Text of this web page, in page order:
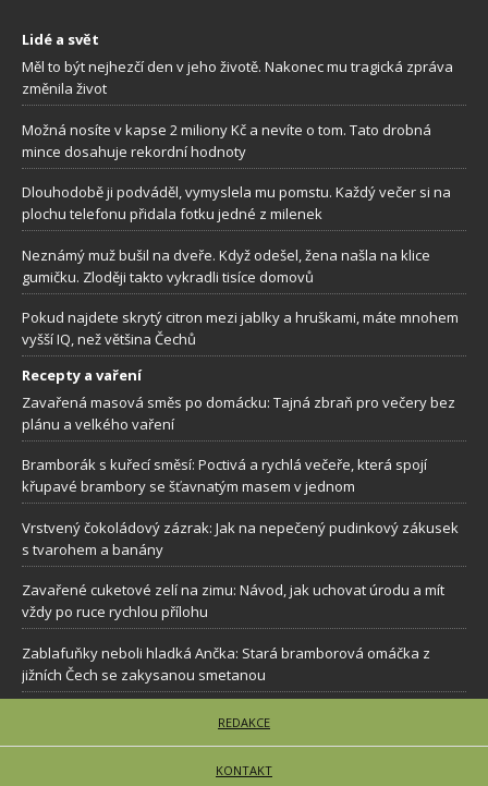
Lidé a svět
Měl to být nejhezčí den v jeho životě. Nakonec mu tragická zpráva
změnila život
Možná nosíte v kapse 2 miliony Kč a nevíte o tom. Tato drobná
mince dosahuje rekordní hodnoty
Dlouhodobě ji podváděl, vymyslela mu pomstu. Každý večer si na
plochu telefonu přidala fotku jedné z milenek
Neznámý muž bušil na dveře. Když odešel, žena našla na klice
gumičku. Zloději takto vykradli tisíce domovů
Pokud najdete skrytý citron mezi jablky a hruškami, máte mnohem
vyšší IQ, než většina Čechů
Recepty a vaření
Zavařená masová směs po domácku: Tajná zbraň pro večery bez
plánu a velkého vaření
Bramborák s kuřecí směsí: Poctivá a rychlá večeře, která spojí
křupavé brambory se šťavnatým masem v jednom
Vrstvený čokoládový zázrak: Jak na nepečený pudinkový zákusek
s tvarohem a banány
Zavařené cuketové zelí na zimu: Návod, jak uchovat úrodu a mít
vždy po ruce rychlou přílohu
Zablafuňky neboli hladká Ančka: Stará bramborová omáčka z
jižních Čech se zakysanou smetanou
REDAKCE
KONTAKT